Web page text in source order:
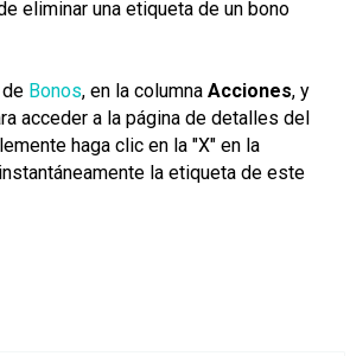
eliminar una etiqueta de un bono
Bonos, en la columna Acciones, y
acceder a la página de detalles del
haga clic en la "X" en la
la etiqueta de este